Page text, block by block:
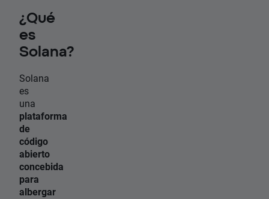
¿Qué
es
Solana?
Solana
es
una
plataforma
de
código
abierto
concebida
para
albergar